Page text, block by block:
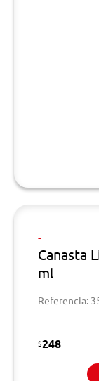
-
Canasta
ml
Referencia:
$248